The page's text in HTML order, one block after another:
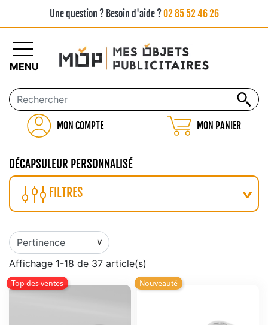
Une question ? Besoin d'aide ?02 85 52 46 26
MON COMPTE MON PANIER
MENU
DÉCAPSULEUR PERSONNALISÉ
FILTRES
Affichage 1-18 de 37 article(s)
Top des ventes Nouveauté